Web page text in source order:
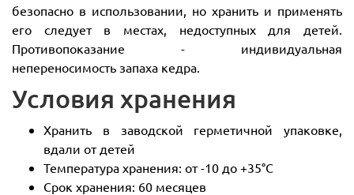
безопасно в использовании, но хранить и применять
его следует в местах, недоступных для детей.
Противопоказание - индивидуальная
непереносимость запаха кедра.
Условия хранения
Хранить в заводской герметичной упаковке,
вдали от детей
Температура хранения: от -10 до +35°C
Срок хранения: 60 месяцев